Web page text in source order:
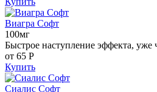
Виагра Софт
100мг
Быстрое наступление эффекта, уже
от 65 Р
Купить
Сиалис Софт